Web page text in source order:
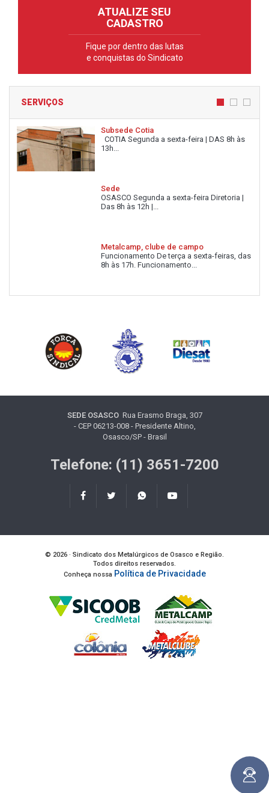
ATUALIZE SEU
CADASTRO
Fique por dentro das lutas
e conquistas do Sindicato
SERVIÇOS
Subsede Cotia
COTIA Segunda a sexta-feira | DAS 8h às
13h...
Sede
OSASCO Segunda a sexta-feira Diretoria |
Das 8h às 12h |...
Metalcamp, clube de campo
Funcionamento De terça a sexta-feiras, das
8h às 17h. Funcionamento...
SEDE OSASCORua Erasmo Braga, 307
- CEP 06213-008 - Presidente Altino,
Osasco/SP - Brasil
Telefone: (11) 3651-7200
© 2026 · Sindicato dos Metalúrgicos de Osasco e Região.
Todos direitos reservados.
Conheça nossa Política de Privacidade